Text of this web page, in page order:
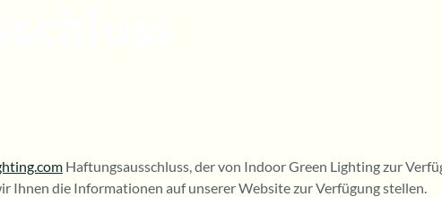
Haftungsausschluss, der von Indoor Green Lighting zur
Ihnen die Informationen auf unserer Website zur Verfügung stellen.